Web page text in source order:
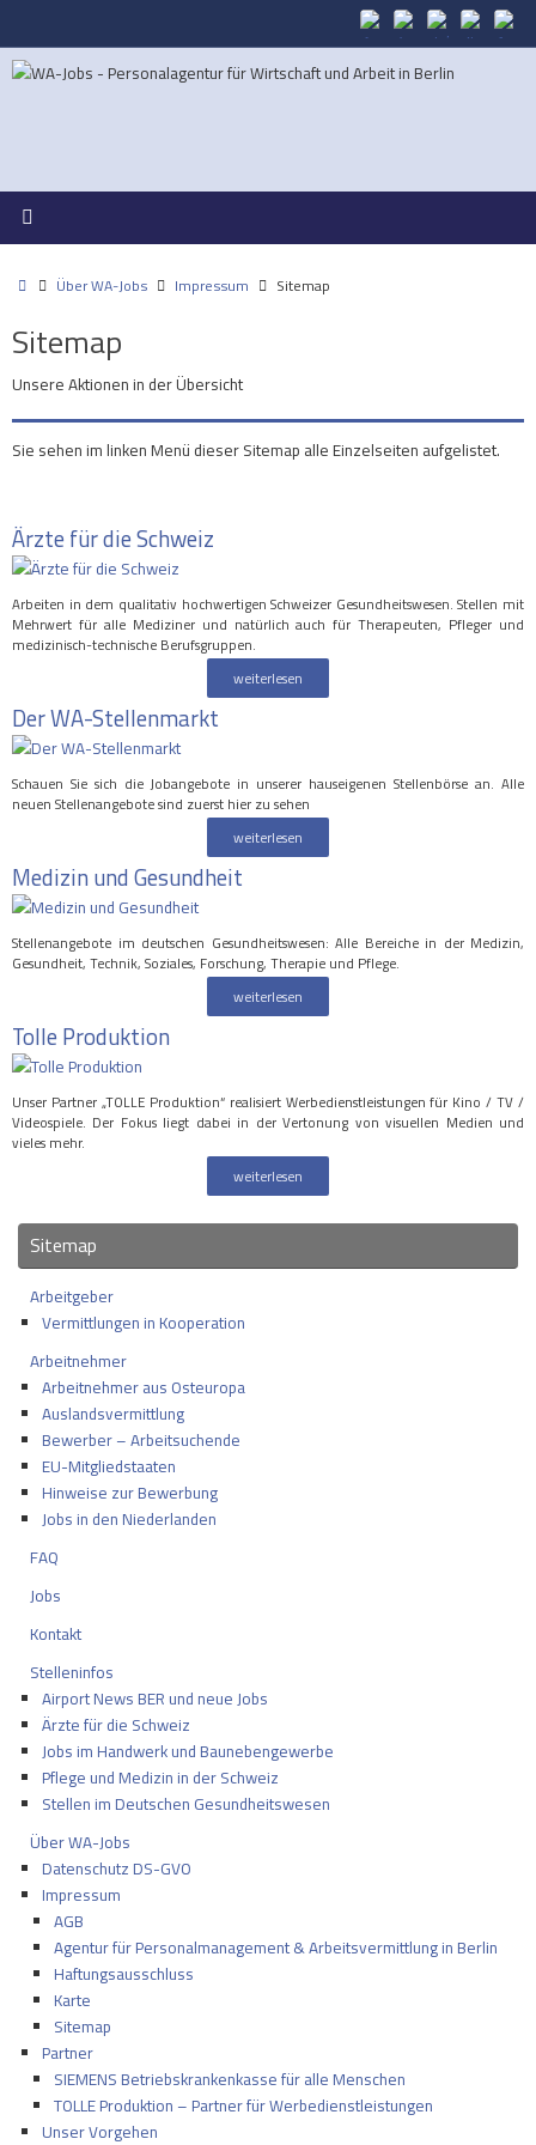
springen
StartÜber WA-Jobs Impressum Sitemap
Sitemap
Unsere Aktionen in der Übersicht
Sie sehen im linken Menü dieser Sitemap alle Einzelseiten aufgelistet.
Ärzte für die Schweiz
Arbeiten in dem qualitativ hochwertigen Schweizer Gesundheitswesen. Stellen mit
Mehrwert für alle Mediziner und natürlich auch für Therapeuten, Pfleger und
medizinisch-technische Berufsgruppen.
weiterlesen
Der WA-Stellenmarkt
Schauen Sie sich die Jobangebote in unserer hauseigenen Stellenbörse an. Alle
neuen Stellenangebote sind zuerst hier zu sehen
weiterlesen
Medizin und Gesundheit
Stellenangebote im deutschen Gesundheitswesen: Alle Bereiche in der Medizin,
Gesundheit, Technik, Soziales, Forschung, Therapie und Pflege.
weiterlesen
Tolle Produktion
Unser Partner „TOLLE Produktion“ realisiert Werbedienstleistungen für Kino / TV /
Videospiele. Der Fokus liegt dabei in der Vertonung von visuellen Medien und
vieles mehr.
weiterlesen
Sitemap
Arbeitgeber
Vermittlungen in Kooperation
Arbeitnehmer
Arbeitnehmer aus Osteuropa
Auslandsvermittlung
Bewerber – Arbeitsuchende
EU-Mitgliedstaaten
Hinweise zur Bewerbung
Jobs in den Niederlanden
FAQ
Jobs
Kontakt
Stelleninfos
Airport News BER und neue Jobs
Ärzte für die Schweiz
Jobs im Handwerk und Baunebengewerbe
Pflege und Medizin in der Schweiz
Stellen im Deutschen Gesundheitswesen
Über WA-Jobs
Datenschutz DS-GVO
Impressum
AGB
Agentur für Personalmanagement & Arbeitsvermittlung in Berlin
Haftungsausschluss
Karte
Sitemap
Partner
SIEMENS Betriebskrankenkasse für alle Menschen
TOLLE Produktion – Partner für Werbedienstleistungen
Unser Vorgehen